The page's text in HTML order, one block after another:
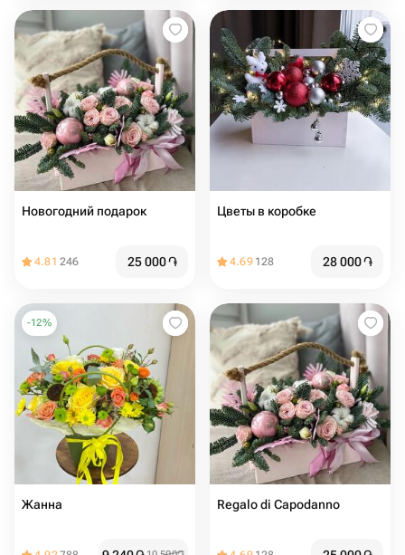
Новогодний подарок
4.81 246 25 000֏
Цветы в коробке
4.69 128 28 000֏
-12%
Жанна Regalo di Capodanno